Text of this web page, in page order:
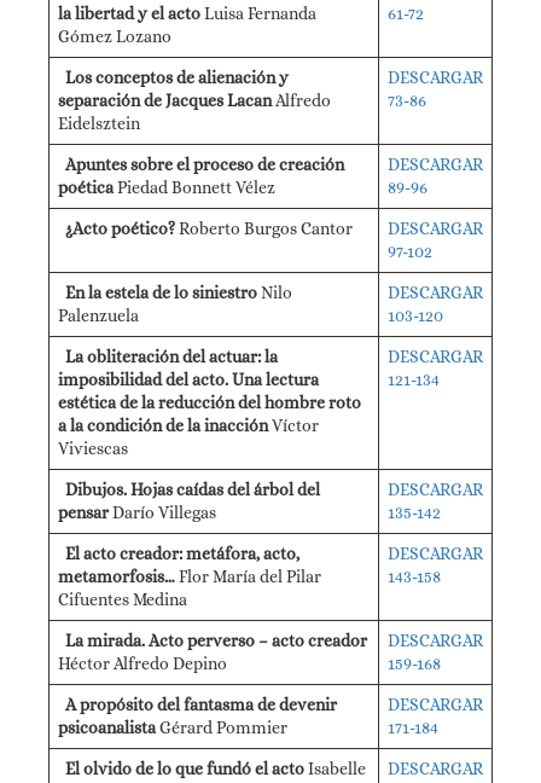
la libertad y el actoLuisa Fernanda
Gómez Lozano
61-72
Los conceptos de alienación y
separación de Jacques LacanAlfredo
Eidelsztein
DESCARGAR
73-86
Apuntes sobre el proceso de creación
poéticaPiedad Bonnett Vélez
DESCARGAR
89-96
¿Acto poético?Roberto Burgos Cantor
DESCARGAR
97-102
En la estela de lo siniestroNilo
Palenzuela
DESCARGAR
103-120
La obliteración del actuar: la
imposibilidad del acto. Una lectura
estética de la reducción del hombre roto
a la condición de la inacciónVíctor
Viviescas
DESCARGAR
121-134
Dibujos. Hojas caídas del árbol del
pensarDarío Villegas
DESCARGAR
135-142
El acto creador: metáfora, acto,
metamorfosis…Flor María del Pilar
Cifuentes Medina
DESCARGAR
143-158
La mirada. Acto perverso – acto creador
Héctor Alfredo Depino
DESCARGAR
159-168
A propósito del fantasma de devenir
psicoanalistaGérard Pommier
DESCARGAR
171-184
El olvido de lo que fundó el actoIsabelle
DESCARGAR